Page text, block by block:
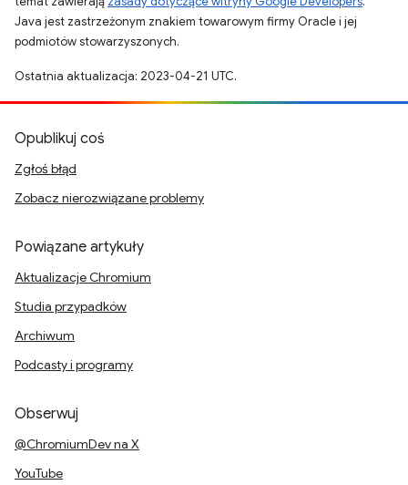
Java jest zastrzeżonym znakiem towarowym firmy Oracle i jej
podmiotów stowarzyszonych.
Ostatnia aktualizacja: 2023-04-21 UTC.
Opublikuj coś
Zgłoś błąd
Zobacz nierozwiązane problemy
Powiązane artykuły
Aktualizacje Chromium
Studia przypadków
Archiwum
Podcasty i programy
Obserwuj
@ChromiumDev na X
YouTube